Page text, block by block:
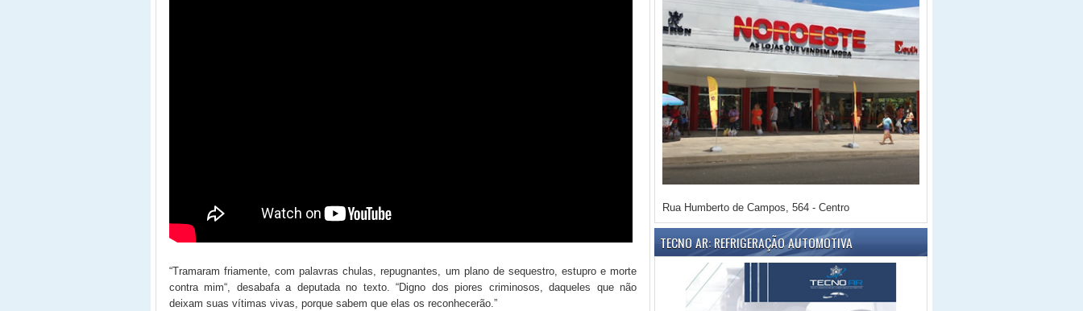
“Tramaram friamente, com palavras chulas, repugnantes, um plano de sequestro, estupro e morte
contra mim“, desabafa a deputada no texto. “Digno dos piores criminosos, daqueles que não
deixam suas vítimas vivas, porque sabem que elas os reconhecerão.”
Rua Humberto de Campos, 564 - Centro
TECNO AR: REFRIGERAÇÃO AUTOMOTIVA